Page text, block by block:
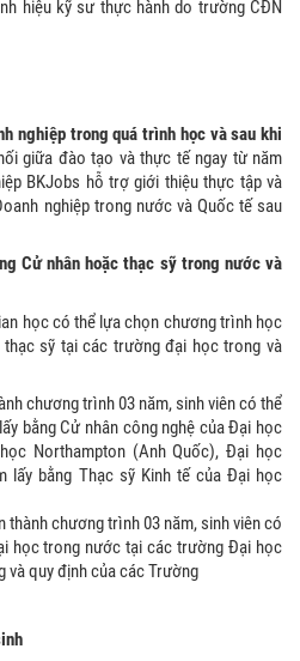
hiệu kỹ sư thực hành do trường CĐN
nghiệp trong quá trình học và sau khi
giữa đào tạo và thực tế ngay từ năm
BKJobs hỗ trợ giới thiệu thực tập và
nghiệp trong nước và Quốc tế sau
Cử nhân hoặc thạc sỹ trong nước và
học có thể lựa chọn chương trình học
sỹ tại các trường đại học trong và
chương trình 03 năm, sinh viên có thể
bằng Cử nhân công nghệ của Đại học
Northampton (Anh Quốc), Đại học
lấy bằng Thạc sỹ Kinh tế của Đại học
thành chương trình 03 năm, sinh viên có
học trong nước tại các trường Đại học
quy định của các Trường